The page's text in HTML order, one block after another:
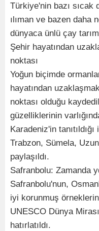
Türkiye'nin bazı sıcak
ılıman ve bazen daha
dünyaca ünlü çay
Şehir hayatından
noktası
Yoğun biçimde
hayatından
noktası olduğu
güzelliklerinin
Karadeniz'in
Trabzon, Sümela,
paylaşıldı.
Safranbolu: Zamanda
Safranbolu'nun,
iyi korunmuş
UNESCO Dünya
hatırlatıldı.